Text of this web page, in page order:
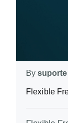
By suporte
Flexible